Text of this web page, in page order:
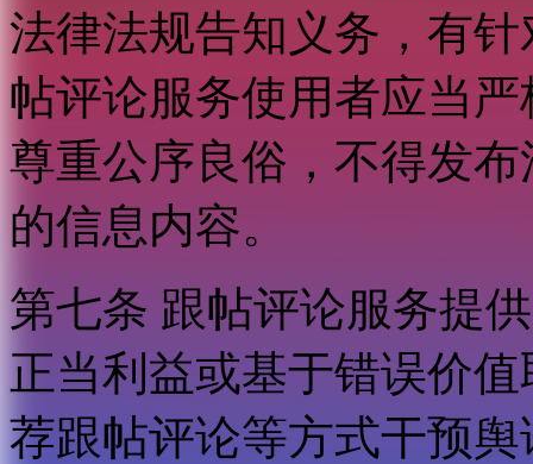
法律法规告知义务，有
帖评论服务使用者应当
尊重公序良俗，不得发
的信息内容。
第七条 跟帖评论服务提
正当利益或基于错误价
荐跟帖评论等方式干预